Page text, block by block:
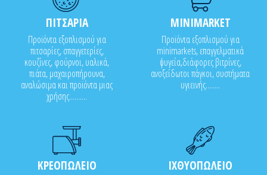
ΠΙΤΣΑΡΙΑ
Προϊόντα εξοπλισμού για
πιτσαρίες, σπαγγετερίες,
κουζίνες, φούρνοι, υαλικά,
πιάτα, μαχαιροπήρουνα,
αναλώσιμα και προϊόντα μιας
χρήσης..........
MINIMARKET
Προϊόντα εξοπλισμού για
minimarkets, επαγγελματικά
ψυγεία,διάφορες βιτρίνες,
ανοξείδωτοι πάγκοι, συστήματα
υγιεινής........
ΚΡΕΟΠΩΛΕΙΟ ΙΧΘΥΟΠΩΛΕΙΟ